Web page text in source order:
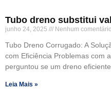
Tubo dreno substitui
junho 24, 2025 Nenhum comentário
Tubo Dreno Corrugado: A
com Eficiência Problemas com
perguntou se um dreno
Leia Mais »